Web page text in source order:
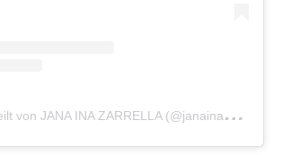
E
in Beitrag geteilt von JANA INA ZARRELLA (@janainazarrella)